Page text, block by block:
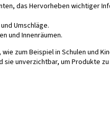
das Hervorheben wichtiger
Umschläge.
und Innenräumen.
, wie zum Beispiel in Schulen und
sie unverzichtbar, um Produkte